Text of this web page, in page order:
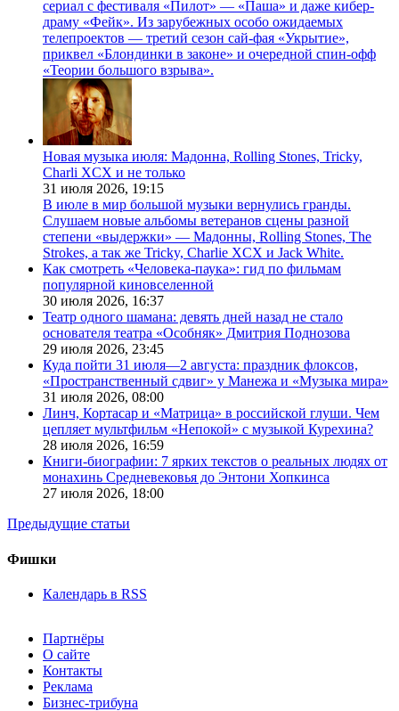
сериал с фестиваля «Пилот» — «Паша» и даже кибер-
драму «Фейк». Из зарубежных особо ожидаемых
телепроектов — третий сезон сай-фая «Укрытие»,
приквел «Блондинки в законе» и очередной спин-офф
«Теории большого взрыва».
Новая музыка июля: Мадонна, Rolling Stones, Tricky,
Charli XCX и не только
31 июля 2026, 19:15
В июле в мир большой музыки вернулись гранды.
Слушаем новые альбомы ветеранов сцены разной
степени «выдержки» — Мадонны, Rolling Stones, The
Strokes, а так же Tricky, Charlie XCX и Jack White.
Как смотреть «Человека-паука»: гид по фильмам
популярной киновселенной
30 июля 2026, 16:37
Театр одного шамана: девять дней назад не стало
основателя театра «Особняк» Дмитрия Поднозова
29 июля 2026, 23:45
Куда пойти 31 июля—2 августа: праздник флоксов,
«Пространственный сдвиг» у Манежа и «Музыка мира»
31 июля 2026, 08:00
Линч, Кортасар и «Матрица» в российской глуши. Чем
цепляет мультфильм «Непокой» с музыкой Курехина?
28 июля 2026, 16:59
Книги-биографии: 7 ярких текстов о реальных людях от
монахинь Средневековья до Энтони Хопкинса
27 июля 2026, 18:00
Предыдущие статьи
Фишки
Календарь в RSS
Партнёры
О сайте
Контакты
Реклама
Бизнес-трибуна